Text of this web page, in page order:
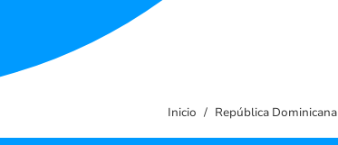
Inicio República Dominicana